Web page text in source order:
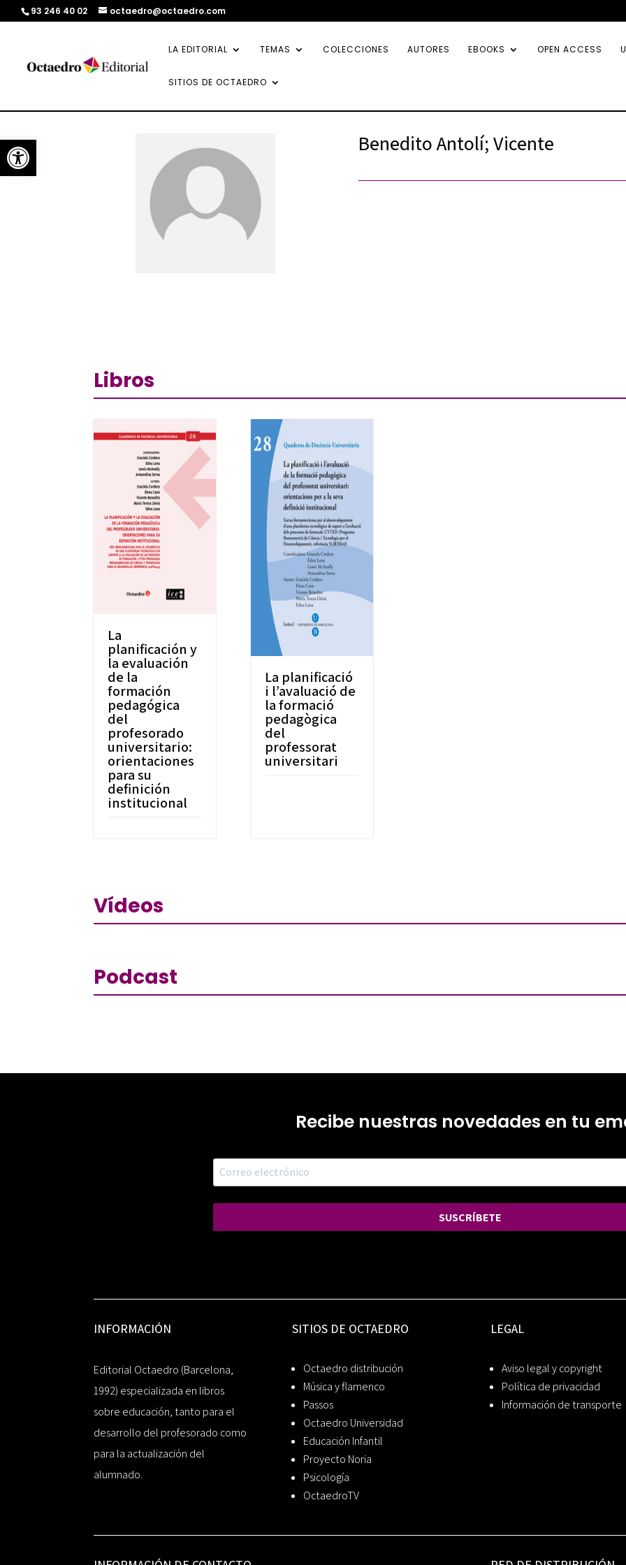
Abrir barra de herramientas
93 246 40 02 octaedro@octaedro.com
LA EDITORIAL TEMAS COLECCIONES AUTORES EBOOKS OPEN ACCESS
SITIOS DE OCTAEDRO
Benedito Antolí; Vicente
Libros
La
planificación y
la evaluación
de la
formación
pedagógica
del
profesorado
universitario:
orientaciones
para su
definición
institucional
La planificació
i l’avaluació de
la formació
pedagògica
del
professorat
universitari
Vídeos
Podcast
Recibe nuestras novedades en tu
SUSCRÍBETE
INFORMACIÓN
Editorial Octaedro (Barcelona,
1992) especializada en libros
sobre educación, tanto para el
desarrollo del profesorado como
para la actualización del
alumnado.
SITIOS DE OCTAEDRO
Octaedro distribución
Música y flamenco
Passos
Octaedro Universidad
Educación Infantil
Proyecto Noria
Psicología
OctaedroTV
LEGAL
Aviso legal y copyright
Política de privacidad
Información de transporte